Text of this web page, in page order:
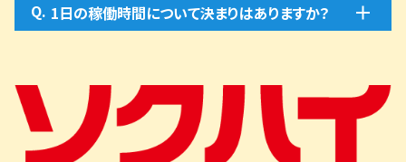
Q. 1日の稼働時間について決まりはありますか？